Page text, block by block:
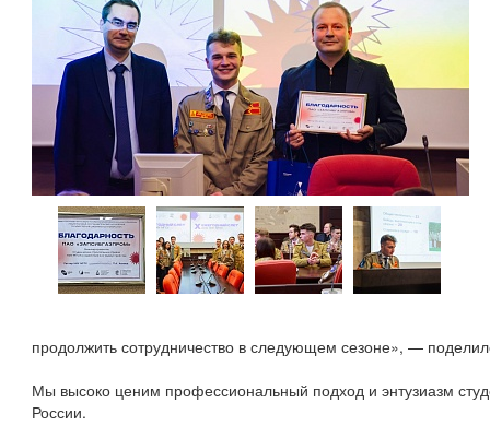
продолжить сотрудничество в следующем сезоне», —
Мы высоко ценим профессиональный подход и энтузиазм
России.